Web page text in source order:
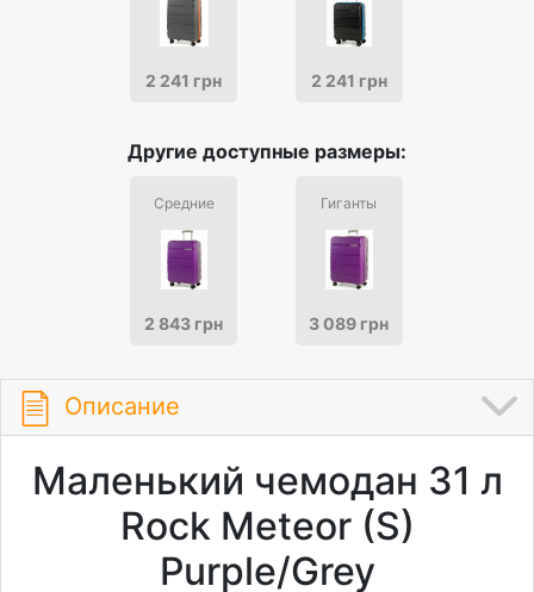
2 241 грн 2 241 грн
Другие доступные размеры:
Средние
2 843 грн
Гиганты
3 089 грн
Описание
Маленький чемодан 31 л
Rock Meteor (S)
Purple/Grey